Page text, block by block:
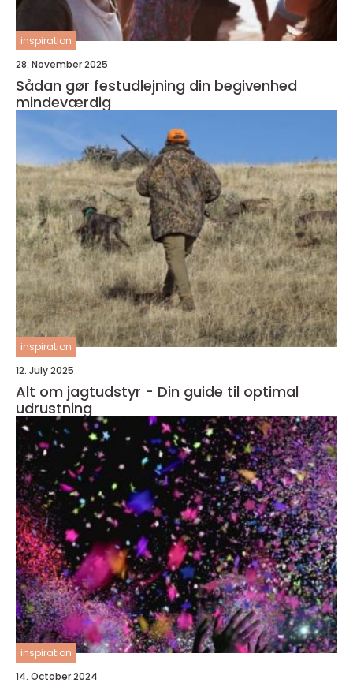
inspiration
28. November 2025
Sådan gør festudlejning din begivenhed
mindeværdig
inspiration
12. July 2025
Alt om jagtudstyr - Din guide til optimal
udrustning
inspiration
14. October 2024